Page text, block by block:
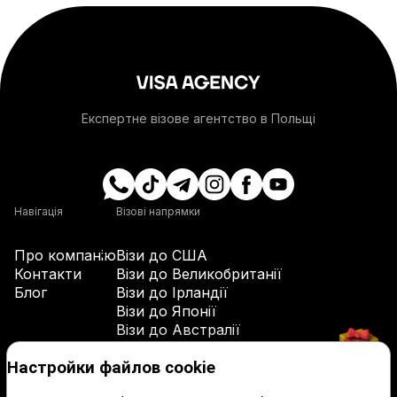
+1-268
+61
+43
+1-242
Експертне візове агентство в Польщі
Візові напрямки
Візи до США
Візи до Великобританії
Візи до Ірландії
Візи до Японії
Візи до Австралії
Навігація
Про компанію
Контакти
Блог
Контакти
Настройки файлов cookie